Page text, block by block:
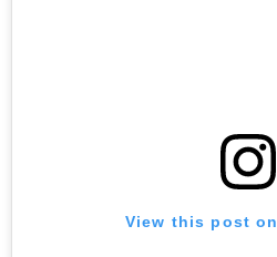
View this post